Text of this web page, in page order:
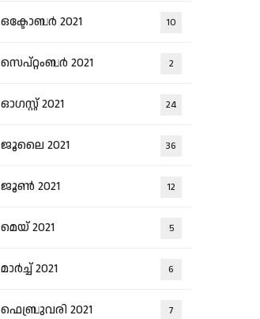
ഒക്ടോബർ 2021 10
സെപ്റ്റംബർ 2021 2
ഓഗസ്റ്റ്‌ 2021 24
ജൂലൈ 2021 36
ജൂൺ 2021 12
മെയ്‌ 2021 5
മാർച്ച്‌ 2021 6
ഫെബ്രുവരി 2021 7